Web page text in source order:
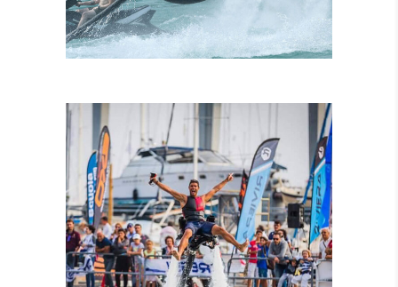
ISTRUTTORI
CERTIFICATI